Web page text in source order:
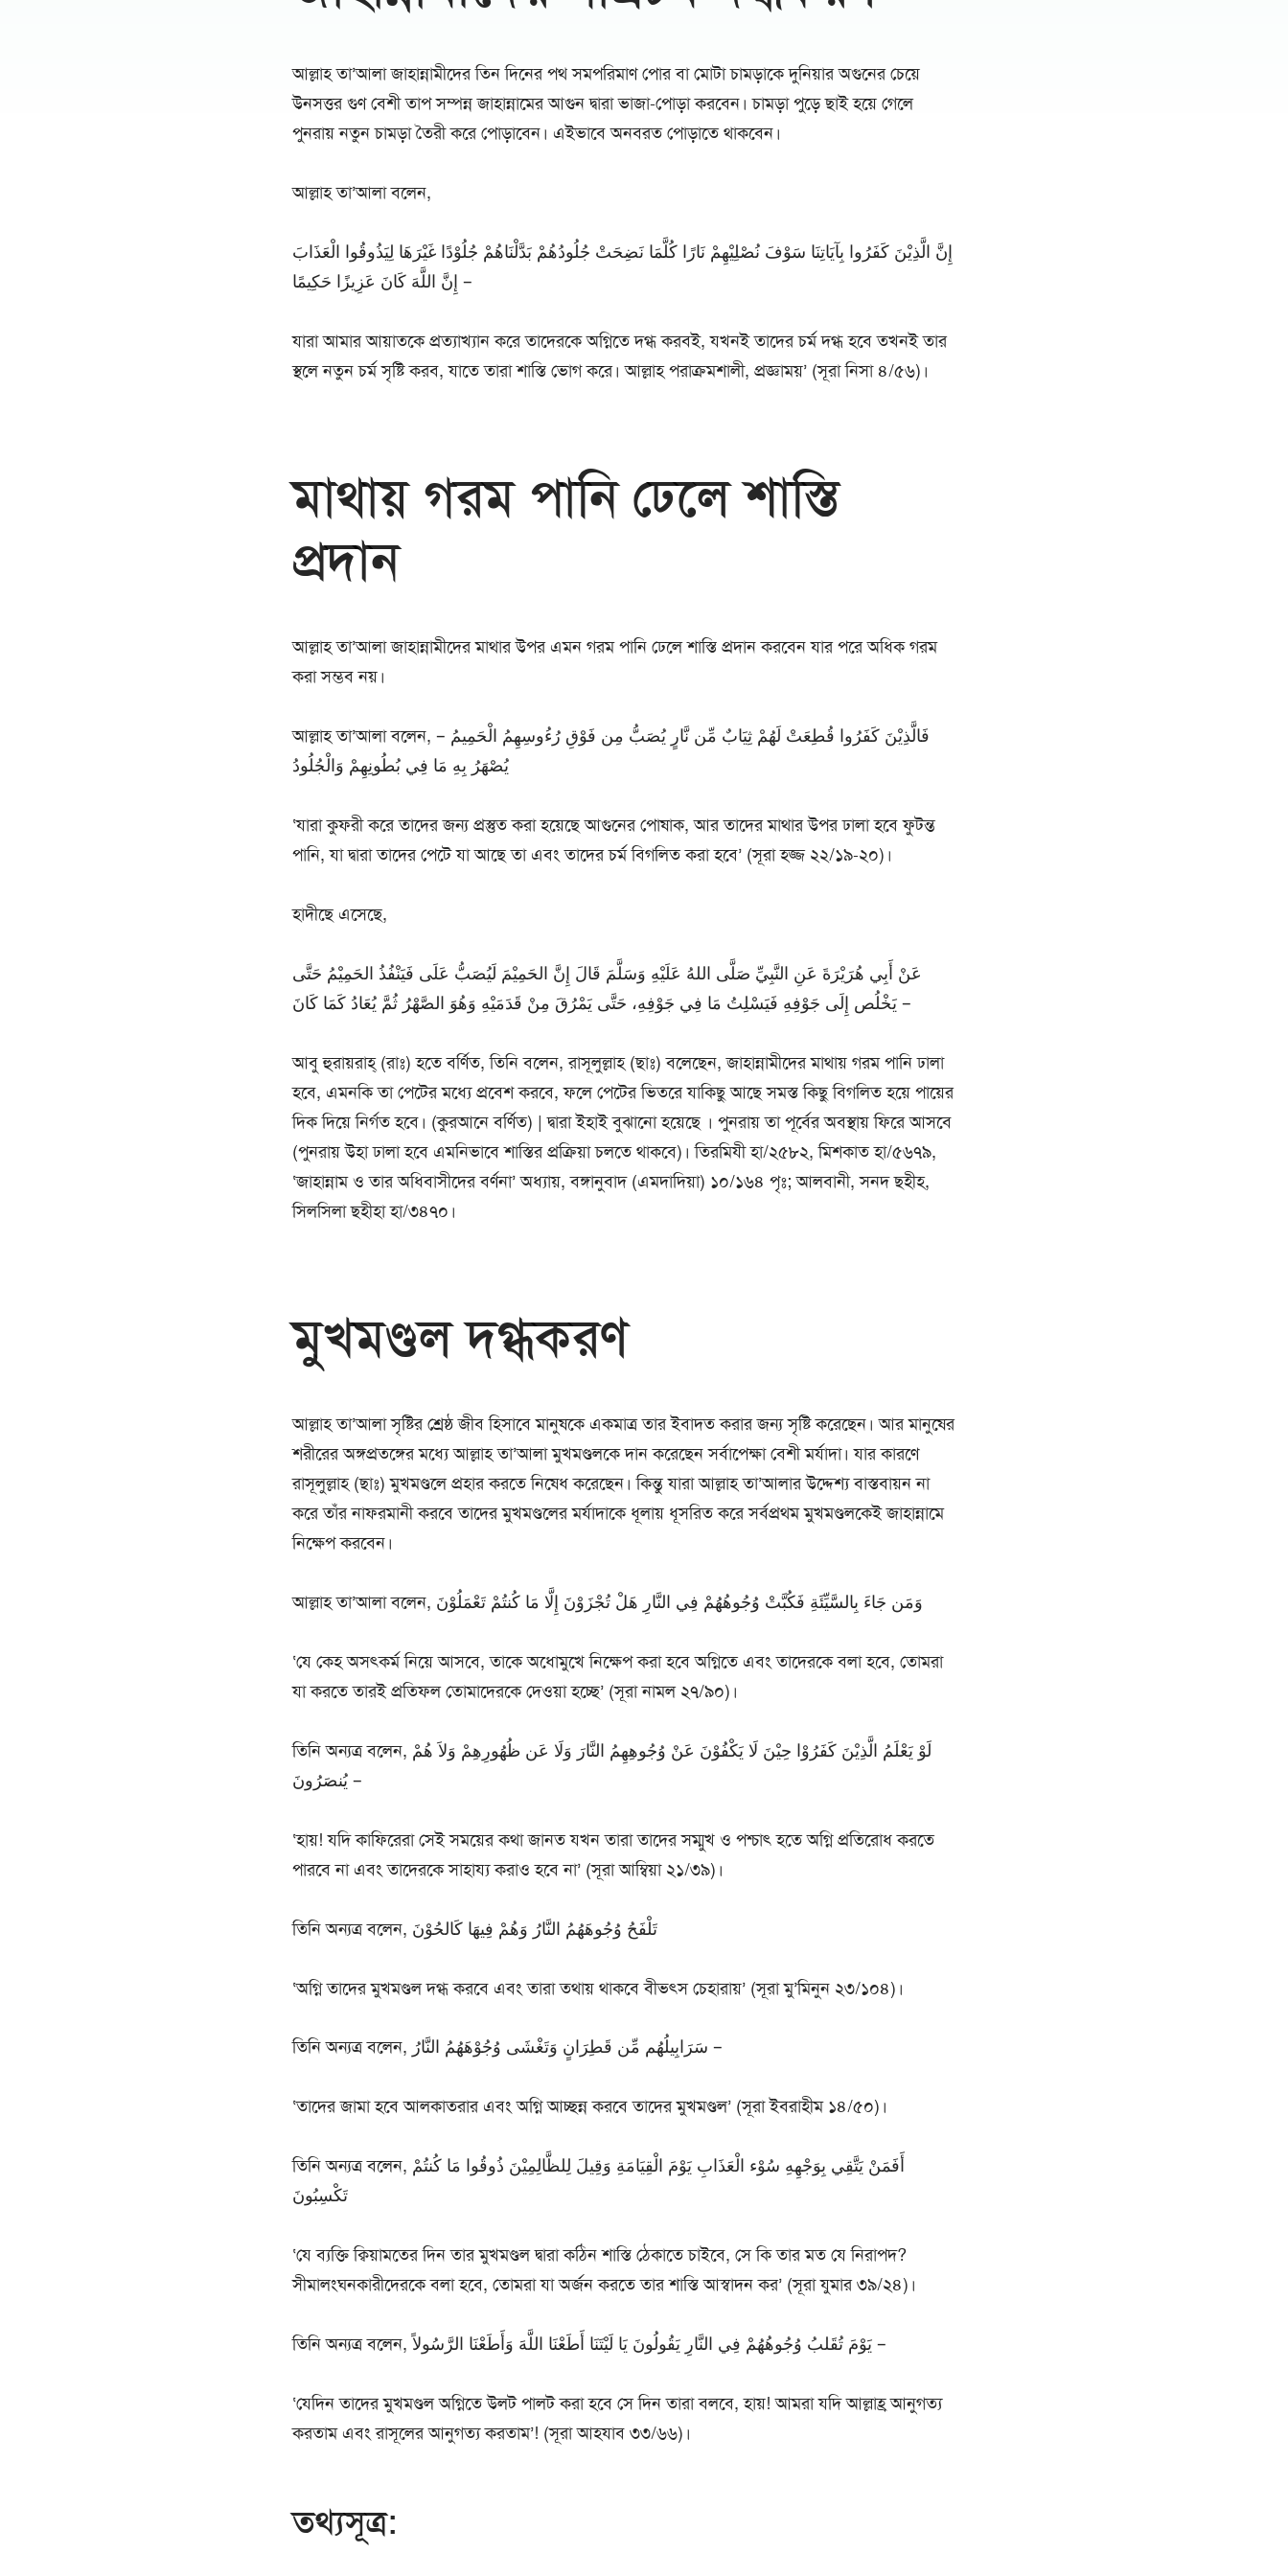
আল্লাহ তা’আলা জাহান্নামীদের তিন দিনের পথ সমপরিমাণ পোর বা মোটা চামড়াকে দুনিয়ার অগুনের চেয়ে
উনসত্তর গুণ বেশী তাপ সম্পন্ন জাহান্নামের আগুন দ্বারা ভাজা-পোড়া করবেন। চামড়া পুড়ে ছাই হয়ে গেলে
পুনরায় নতুন চামড়া তৈরী করে পোড়াবেন। এইভাবে অনবরত পোড়াতে থাকবেন।
আল্লাহ তা’আলা বলেন,
إِنَّ الَّذِيْنَ كَفَرُوا بِآيَاتِنَا سَوْفَ نُصْلِيْهِمْ نَارًا كُلَّمَا نَضِحَتْ جُلُودُهُمْ بَدَّلْنَاهُمْ جُلُوْدًا غَيْرَهَا لِيَذُوقُوا الْعَذَابَ
إِنَّ اللَّهَ كَانَ عَزِيزًا حَكِيمًا –
যারা আমার আয়াতকে প্রত্যাখ্যান করে তাদেরকে অগ্নিতে দগ্ধ করবই, যখনই তাদের চর্ম দগ্ধ হবে তখনই তার
স্থলে নতুন চর্ম সৃষ্টি করব, যাতে তারা শাস্তি ভোগ করে। আল্লাহ পরাক্রমশালী, প্রজ্ঞাময়’ (সূরা নিসা ৪/৫৬)।
মাথায় গরম পানি ঢেলে শাস্তি
প্রদান
আল্লাহ তা’আলা জাহান্নামীদের মাথার উপর এমন গরম পানি ঢেলে শাস্তি প্রদান করবেন যার পরে অধিক গরম
করা সম্ভব নয়।
আল্লাহ তা’আলা বলেন, فَالَّذِيْنَ كَفَرُوا قُطِعَتْ لَهُمْ ثِيَابٌ مِّن نَّارٍ يُصَبُّ مِن فَوْقِ رُءُوسِهِمُ الْحَمِيمُ –
يُصْهَرُ بِهِ مَا فِي بُطُونِهِمْ وَالْجُلُودُ
‘যারা কুফরী করে তাদের জন্য প্রস্তুত করা হয়েছে আগুনের পোষাক, আর তাদের মাথার উপর ঢালা হবে ফুটন্ত
পানি, যা দ্বারা তাদের পেটে যা আছে তা এবং তাদের চর্ম বিগলিত করা হবে’ (সূরা হজ্জ ২২/১৯-২০)।
হাদীছে এসেছে,
عَنْ أَبِي هُرَيْرَةَ عَنِ النَّبِيِّ صَلَّى اللهُ عَلَيْهِ وَسَلَّمَ قَالَ إِنَّ الحَمِيْمَ لَيُصَبُّ عَلَى فَيَنْفُذُ الحَمِيْمُ حَتَّى
يَخْلُص إِلَى جَوْفِهِ فَيَسْلِتُ مَا فِي جَوْفِهِ، حَتَّى يَمْرُقَ مِنْ قَدَمَيْهِ وَهُوَ الصَّهْرُ ثُمَّ يُعَادُ كَمَا كَانَ –
আবু হুরায়রাহ্ (রাঃ) হতে বর্ণিত, তিনি বলেন, রাসূলুল্লাহ (ছাঃ) বলেছেন, জাহান্নামীদের মাথায় গরম পানি ঢালা
হবে, এমনকি তা পেটের মধ্যে প্রবেশ করবে, ফলে পেটের ভিতরে যাকিছু আছে সমস্ত কিছু বিগলিত হয়ে পায়ের
দিক দিয়ে নির্গত হবে। (কুরআনে বর্ণিত) | দ্বারা ইহাই বুঝানো হয়েছে । পুনরায় তা পূর্বের অবস্থায় ফিরে আসবে
(পুনরায় উহা ঢালা হবে এমনিভাবে শাস্তির প্রক্রিয়া চলতে থাকবে)। তিরমিযী হা/২৫৮২, মিশকাত হা/৫৬৭৯,
‘জাহান্নাম ও তার অধিবাসীদের বর্ণনা’ অধ্যায়, বঙ্গানুবাদ (এমদাদিয়া) ১০/১৬৪ পৃঃ; আলবানী, সনদ ছহীহ,
সিলসিলা ছহীহা হা/৩৪৭০।
মুখমণ্ডল দগ্ধকরণ
আল্লাহ তা’আলা সৃষ্টির শ্রেষ্ঠ জীব হিসাবে মানুষকে একমাত্র তার ইবাদত করার জন্য সৃষ্টি করেছেন। আর মানুষের
শরীরের অঙ্গপ্রতঙ্গের মধ্যে আল্লাহ তা’আলা মুখমণ্ডলকে দান করেছেন সর্বাপেক্ষা বেশী মর্যাদা। যার কারণে
রাসূলুল্লাহ (ছাঃ) মুখমণ্ডলে প্রহার করতে নিষেধ করেছেন। কিন্তু যারা আল্লাহ তা’আলার উদ্দেশ্য বাস্তবায়ন না
করে তাঁর নাফরমানী করবে তাদের মুখমণ্ডলের মর্যাদাকে ধূলায় ধূসরিত করে সর্বপ্রথম মুখমণ্ডলকেই জাহান্নামে
নিক্ষেপ করবেন।
আল্লাহ তা’আলা বলেন, وَمَن جَاءَ بِالسَّيِّئَةِ فَكُبَّتْ وُجُوهُهُمْ فِي النَّارِ هَلْ تُجْزَوْنَ إِلَّا مَا كُنتُمْ تَعْمَلُوْنَ
‘যে কেহ অসৎকর্ম নিয়ে আসবে, তাকে অধোমুখে নিক্ষেপ করা হবে অগ্নিতে এবং তাদেরকে বলা হবে, তোমরা
যা করতে তারই প্রতিফল তোমাদেরকে দেওয়া হচ্ছে’ (সূরা নামল ২৭/৯০)।
তিনি অন্যত্র বলেন, لَوْ يَعْلَمُ الَّذِيْنَ كَفَرُوْا حِيْنَ لَا يَكْفُوْنَ عَنْ وُجُوهِهِمُ النَّارَ وَلَا عَن ظُهُورِهِمْ وَلاَ هُمْ
يُنصَرُونَ –
‘হায়! যদি কাফিরেরা সেই সময়ের কথা জানত যখন তারা তাদের সম্মুখ ও পশ্চাৎ হতে অগ্নি প্রতিরোধ করতে
পারবে না এবং তাদেরকে সাহায্য করাও হবে না’ (সূরা আম্বিয়া ২১/৩৯)।
তিনি অন্যত্র বলেন, تَلْفَحُ وُجُوهَهُمُ النَّارُ وَهُمْ فِيهَا كَالحُوْنَ
‘অগ্নি তাদের মুখমণ্ডল দগ্ধ করবে এবং তারা তথায় থাকবে বীভৎস চেহারায়’ (সূরা মু’মিনুন ২৩/১০৪)।
তিনি অন্যত্র বলেন, سَرَابِيلُهُم مِّن قَطِرَانٍ وَتَغْشَى وُجُوْهَهُمُ النَّارُ –
‘তাদের জামা হবে আলকাতরার এবং অগ্নি আচ্ছন্ন করবে তাদের মুখমণ্ডল’ (সূরা ইবরাহীম ১৪/৫০)।
তিনি অন্যত্র বলেন, أَفَمَنْ يَتَّقِي بِوَجْهِهِ سُوْء الْعَذَابِ يَوْمَ الْقِيَامَةِ وَقِيلَ لِلظَّالِمِيْنَ ذُوقُوا مَا كُنتُمْ
تَكْسِبُونَ
‘যে ব্যক্তি ক্বিয়ামতের দিন তার মুখমণ্ডল দ্বারা কঠিন শাস্তি ঠেকাতে চাইবে, সে কি তার মত যে নিরাপদ?
সীমালংঘনকারীদেরকে বলা হবে, তোমরা যা অর্জন করতে তার শাস্তি আস্বাদন কর’ (সূরা যুমার ৩৯/২৪)।
তিনি অন্যত্র বলেন, يَوْمَ تُقَلبُ وُجُوهُهُمْ فِي النَّارِ يَقُولُونَ يَا لَيْتَنَا أَطَعْنَا اللَّهَ وَأَطَعْنَا الرَّسُولاً –
‘যেদিন তাদের মুখমণ্ডল অগ্নিতে উলট পালট করা হবে সে দিন তারা বলবে, হায়! আমরা যদি আল্লাহ্র আনুগত্য
করতাম এবং রাসূলের আনুগত্য করতাম’! (সূরা আহযাব ৩৩/৬৬)।
তথ্যসূত্র: